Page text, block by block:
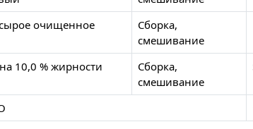
очищенное
Сборка,
смешивание
10,0 % жирности
Сборка,
смешивание